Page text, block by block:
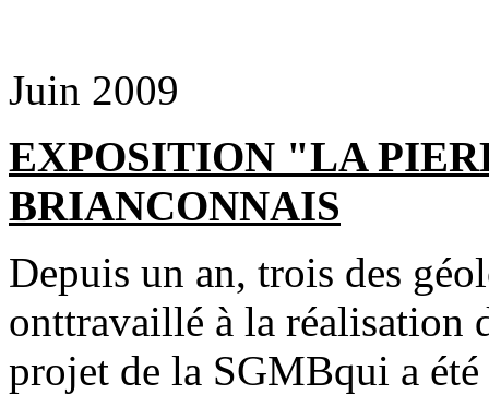
Juin 2009
EXPOSITION "LA
BRIANCONNAIS
Depuis un an, trois des
onttravaillé à la réalisation
projet de la SGMBqui a